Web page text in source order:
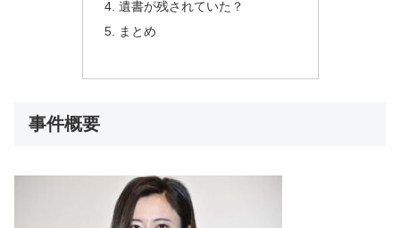
遺書が残されていた？
まとめ
事件概要